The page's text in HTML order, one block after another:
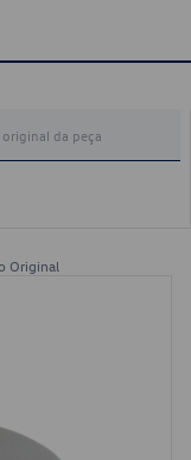
Original